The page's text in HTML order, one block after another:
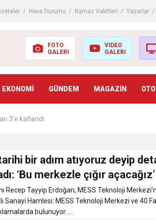
Hava Durumu Namaz Vakitleri Yazarlar
FOTO
GALERI
VIDEO
GALERI
EKONOMİ GÜNDEM MAGAZİN
mı? AÖF kayıt yenileme nasıl yapılır? (2022-
belgesi nasıl alınır? KPSS ön lisans sınavı ne
3’e katlandı
sevdirme yolları
Pakistan’a giden yardımları açıkladı
bir adım atıyoruz deyip
‘Bu merkezle çığır açacağız’
Recep Tayyip Erdoğan, MESS Teknoloji
Sanayi Hamlesi: MESS Teknoloji Merkezi ve 40
bulunuyor. ...